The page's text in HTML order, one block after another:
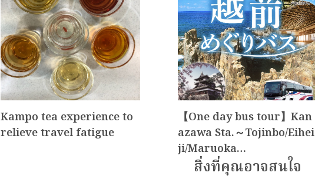
Kampo tea experience to
relieve travel fatigue
【One day bus tour】Kan
azawa Sta.～Tojinbo/Eihei
ji/Maruoka…
สิ่งที่คุณอาจสนใจ